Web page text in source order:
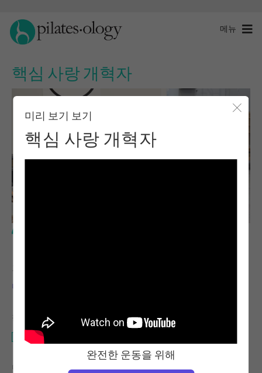
메뉴
핵심 사랑 개혁자
모달
미리 보기 보기
핵심 사랑 개혁자
완전한 운동을 위해
니콜 스미스
필요한 장비
개혁자
다음에 대한 유사한 클래스 찾기